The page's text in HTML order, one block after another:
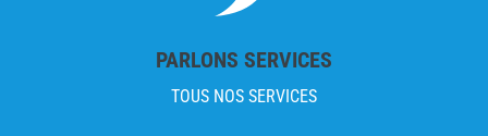
PARLONS SERVICES
TOUS NOS SERVICES